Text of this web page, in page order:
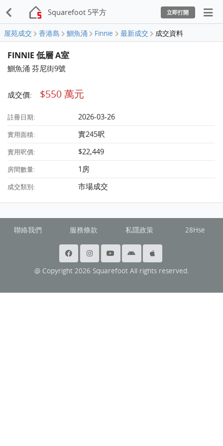
Squarefoot 5平方 立即打開
屋苑成交 香港島 鰂魚涌 Finnie 最新成交 成交資料
FINNIE 低層 A室
鰂魚涌 芬尼街9號
成交價: $550 萬元
註冊日期: 2026-03-26
實用面積: 實245呎
實用呎價: $22,449
房間數量: 1房
成交類別: 市場成交
聯絡我們 服務條款 私隱政策 28Hse
@ Copyright 2026 Squarefoot All rights reserved.